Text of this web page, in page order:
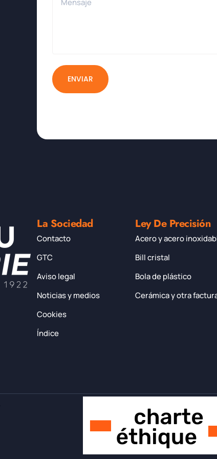
ENVIAR
La Sociedad
Contacto
GTC
Aviso legal
Noticias y medios
Cookies
Índice
Ley De Precisión
Acero y acero
Bill cristal
Bola de plástico
Cerámica y otra